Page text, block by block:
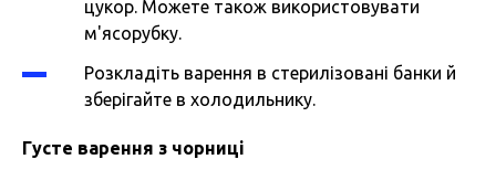
цукор. Можете також використовувати
м'ясорубку.
Розкладіть варення в стерилізовані банки й
зберігайте в холодильнику.
Густе варення з чорниці